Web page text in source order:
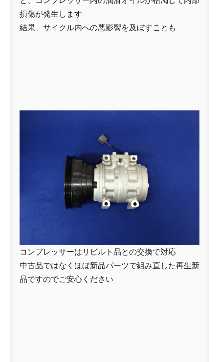
損傷が発生します
結果、サイクル内への悪影響を及ぼすことも
コンプレッサーはリビルト品との交換で対応
中古品ではなくほぼ新品パーツで組み直した再生新
品ですのでご安心ください